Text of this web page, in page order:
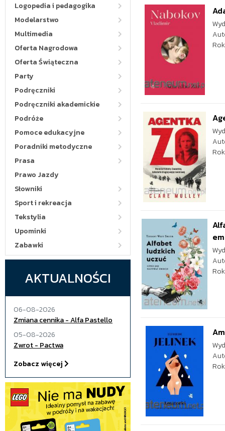
Logopedia i pedagogika
Modelarstwo
Multimedia
Oferta Nagrodowa
Oferta Świąteczna
Party
Podręczniki
Podręczniki akademickie
Podróże
Pomoce edukacyjne
Poradniki metodyczne
Prasa
Prawo Jazdy
Słowniki
Sport i rekreacja
Tekstylia
Upominki
Zabawki
AKTUALNOŚCI
06-08-2026
Zmiana cennika - Alfa Pastello
05-08-2026
Zwrot - Pactwa
Zobacz więcej